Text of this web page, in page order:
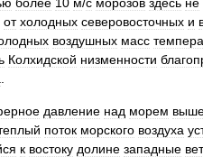
от холодных северовосточных и
воздушных масс
Колхидской низменности
давление над морем
поток морского воздуха
к востоку долине западные